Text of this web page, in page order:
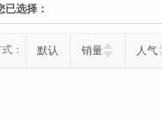
已选择：
： 默认 销量 人气